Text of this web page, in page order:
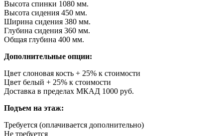
Высота спинки 1080 мм.
Высота сидения 450 мм.
Ширина сидения 380 мм.
Глубина сидения 360 мм.
Общая глубина 400 мм.
Дополнительные опции:
Цвет слоновая кость + 25% к стоимости
Цвет белый + 25% к стоимости
Доставка в пределах МКАД 1000 руб.
Подъем на этаж:
Требуется (оплачивается дополнительно)
Не требуется